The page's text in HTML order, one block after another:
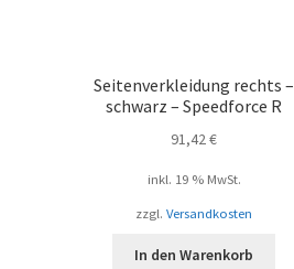
Seitenverkleidung rechts –
schwarz – Speedforce R
91,42€
inkl. 19 % MwSt.
zzgl.Versandkosten
In den Warenkorb